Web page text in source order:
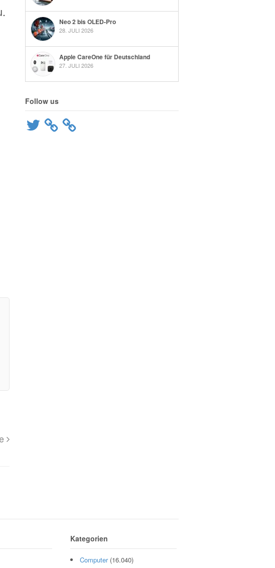
Neo 2 bis OLED-Pro
28. JULI 2026
Apple CareOne für Deutschland
27. JULI 2026
Follow us
Twitter
Kategorien
Computer(16.040)